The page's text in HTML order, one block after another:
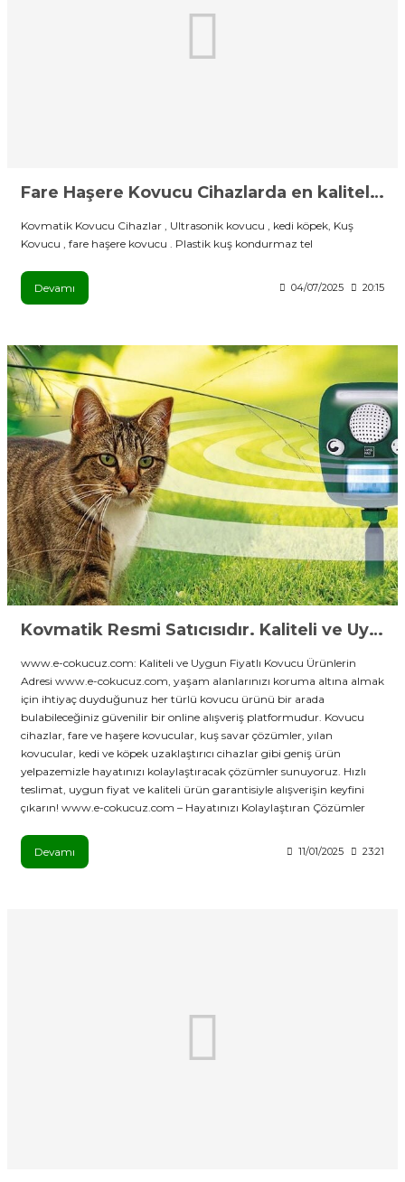
Fare Haşere Kovucu Cihazlarda en kaliteli ürünler burada
Kovmatik Kovucu Cihazlar , Ultrasonik kovucu , kedi köpek, Kuş
Kovucu , fare haşere kovucu . Plastik kuş kondurmaz tel
Devamı 04/07/2025 20:15
Kovmatik Resmi Satıcısıdır. Kaliteli ve Uygun Fiyatlı Kovucu Ürünlerin Güvenli adres
www.e-cokucuz.com: Kaliteli ve Uygun Fiyatlı Kovucu Ürünlerin
Adresi www.e-cokucuz.com, yaşam alanlarınızı koruma altına almak
için ihtiyaç duyduğunuz her türlü kovucu ürünü bir arada
bulabileceğiniz güvenilir bir online alışveriş platformudur. Kovucu
cihazlar, fare ve haşere kovucular, kuş savar çözümler, yılan
kovucular, kedi ve köpek uzaklaştırıcı cihazlar gibi geniş ürün
yelpazemizle hayatınızı kolaylaştıracak çözümler sunuyoruz. Hızlı
teslimat, uygun fiyat ve kaliteli ürün garantisiyle alışverişin keyfini
çıkarın! www.e-cokucuz.com – Hayatınızı Kolaylaştıran Çözümler
Devamı 11/01/2025 23:21